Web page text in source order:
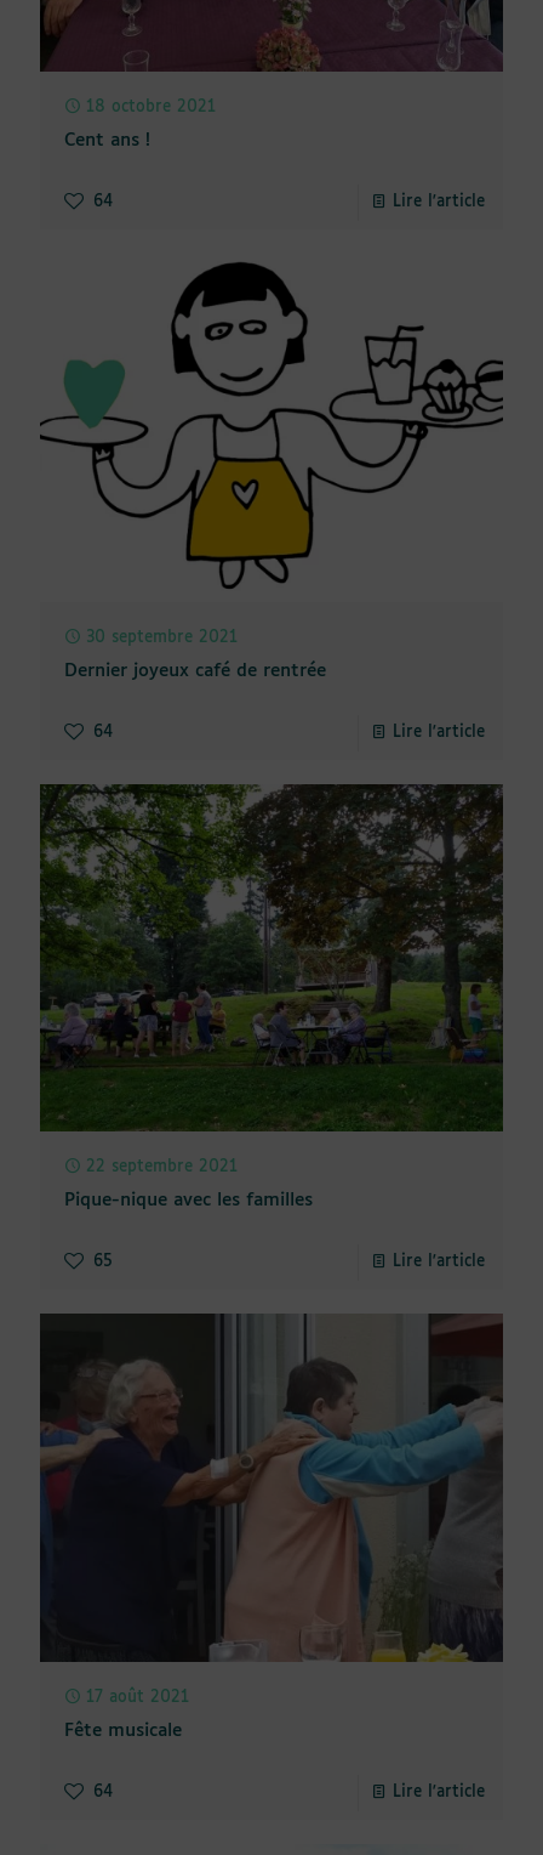
18 octobre 2021
Cent ans !
64 Lire l'article
30 septembre 2021
Dernier joyeux café de rentrée
64 Lire l'article
22 septembre 2021
Pique-nique avec les familles
65 Lire l'article
17 août 2021
Fête musicale
64 Lire l'article